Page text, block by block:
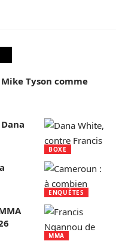
Tyson comme
BOXE
ENQUÊTES
MMA